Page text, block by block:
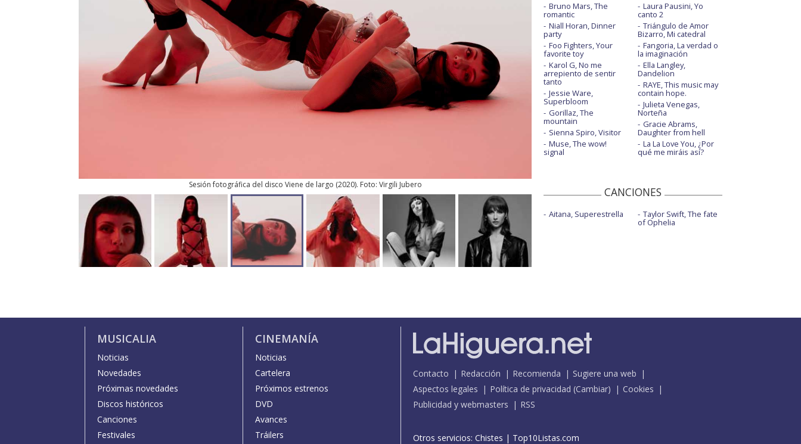
Sesión fotográfica del disco Viene de largo (2020). Foto: Virgili Jubero
Bruno Mars, The
romantic
Niall Horan, Dinner
party
Foo Fighters, Your
favorite toy
Karol G, No me
arrepiento de sentir
tanto
Jessie Ware,
Superbloom
Gorillaz, The
mountain
Sienna Spiro, Visitor
Muse, The wow!
signal
Laura Pausini, Yo
canto 2
Triángulo de Amor
Bizarro, Mi catedral
Fangoria, La verdad o
la imaginación
Ella Langley,
Dandelion
RAYE, This music may
contain hope.
Julieta Venegas,
Norteña
Gracie Abrams,
Daughter from hell
La La Love You, ¿Por
qué me miráis así?
CANCIONES
Aitana, Superestrella Taylor Swift, The fate
of Ophelia
MUSICALIA
Noticias
Novedades
Próximas novedades
Discos históricos
Canciones
Festivales
CINEMANÍA
Noticias
Cartelera
Próximos estrenos
DVD
Avances
Tráilers
Contacto Redacción Recomienda
Sugiere una web
Aspectos legales
Política de privacidad (Cambiar)
Cookies
Publicidad y webmasters
RSS
Otros servicios: Chistes | Top10Listas.com